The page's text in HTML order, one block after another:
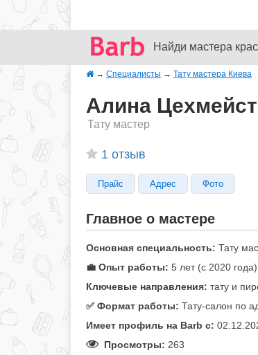
Найди мастера
→ Специалисты → Тату мастера Киева
Алина
Тату мастер
1 отзыв
Прайс Адрес Фото
Главное о мастере
Основная специальность: Тату
💼 Опыт работы: 5 лет (с 2020 года)
Ключевые направления: тату и
✅️ Формат работы: Тату-салон по
Имеет профиль на Barb c:
Просмотры: 263